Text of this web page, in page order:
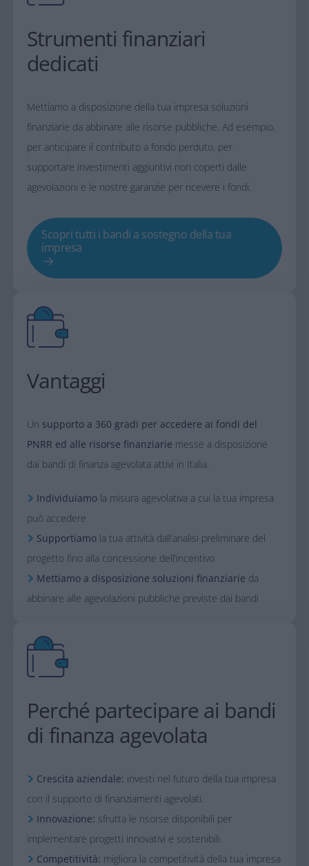
Strumenti finanziari
dedicati
Mettiamo a disposizione della tua impresa soluzioni
finanziarie da abbinare alle risorse pubbliche. Ad esempio,
per anticipare il contributo a fondo perduto, per
supportare investimenti aggiuntivi non coperti dalle
agevolazioni e le nostre garanzie per ricevere i fondi.​
Scopri tutti i bandi a sostegno della tua
impresa
Vantaggi
Un supporto a 360 gradi per accedere ai fondi del
PNRR ed alle risorse finanziarie messe a disposizione
dai bandi di finanza agevolata attivi in Italia​.
​Individuiamo la misura agevolativa a cui la tua impresa
può accedere​
Supportiamo la tua attività dall’analisi preliminare del
progetto fino alla concessione dell’incentivo​
​Mettiamo a disposizione soluzioni finanziarie da
abbinare alle agevolazioni pubbliche previste dai bandi​
Perché partecipare ai bandi
di finanza agevolata​
Crescita aziendale: investi nel futuro della tua impresa
con il supporto di finanziamenti agevolati.​
Innovazione: sfrutta le risorse disponibili per
implementare progetti innovativi e sostenibili.​
Competitività: migliora la competitività della tua impresa